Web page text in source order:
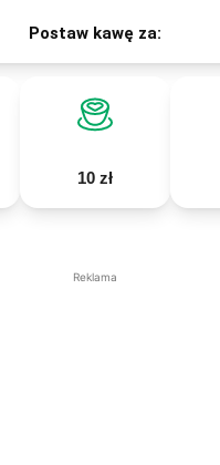
Postaw kawę za:
10 zł
Reklama